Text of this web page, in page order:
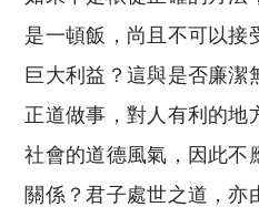
是一頓飯，尚且不可以接
巨大利益？這與是否廉潔
正道做事，對人有利的地
社會的道德風氣，因此不
關係？君子處世之道，亦